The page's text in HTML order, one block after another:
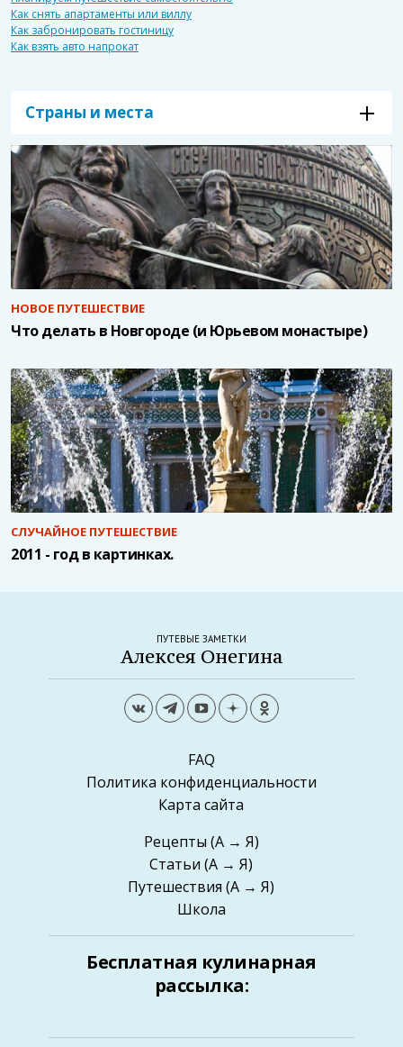
Как снять апартаменты или виллу
Как забронировать гостиницу
Как взять авто напрокат
Страны и места
НОВОЕ ПУТЕШЕСТВИЕ
Что делать в Новгороде (и Юрьевом монастыре)
СЛУЧАЙНОЕ ПУТЕШЕСТВИЕ
2011 - год в картинках.
ПУТЕВЫЕ ЗАМЕТКИ
Алексея Онегина
FAQ
Политика конфиденциальности
Карта сайта
Рецепты (А → Я)
Статьи (А → Я)
Путешествия (А → Я)
Школа
Бесплатная кулинарная
рассылка: